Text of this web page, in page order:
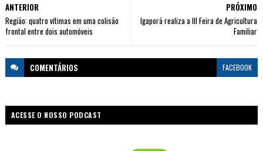
PRÓXIMO
Igaporã realiza a III Feira de Agricultura
Familiar
ANTERIOR
Região: quatro vítimas em uma colisão
frontal entre dois automóveis
COMENTÁRIOS FACEBOOK
ACESSE O NOSSO PODCAST